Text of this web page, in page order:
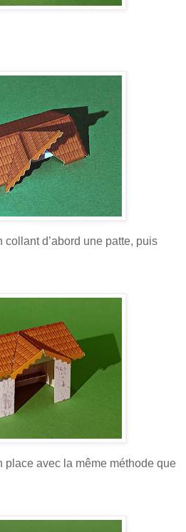
collant d’abord une patte, puis
place avec la même méthode que